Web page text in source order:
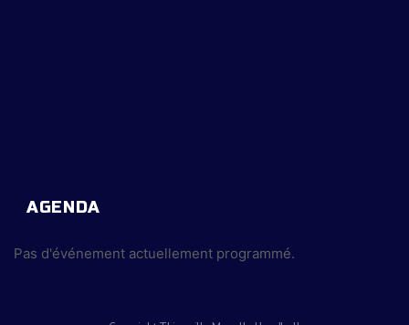
AGENDA
Pas d'événement actuellement programmé.